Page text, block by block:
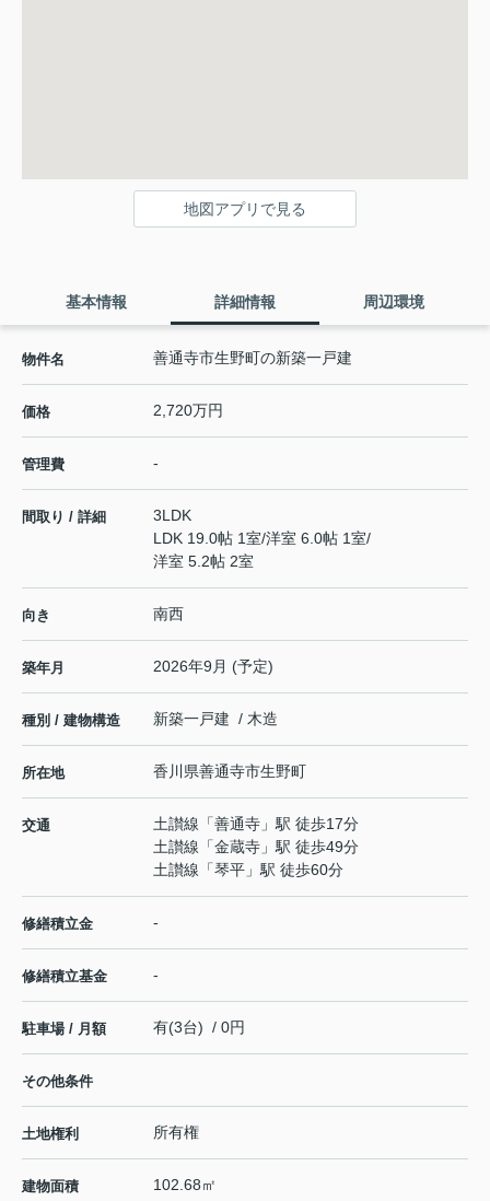
地図アプリで見る
基本情報 詳細情報 周辺環境
物件名 善通寺市生野町の新築一戸建
価格 2,720万円
管理費 -
間取り / 詳細
3LDK
LDK 19.0帖 1室/洋室 6.0帖 1室/
洋室 5.2帖 2室
向き 南西
築年月 2026年9月 (予定)
種別 / 建物構造 新築一戸建 / 木造
所在地 香川県善通寺市生野町
交通 土讃線 「善通寺 」駅 徒歩17分
土讃線 「金蔵寺 」駅 徒歩49分
土讃線 「琴平 」駅 徒歩60分
修繕積立金 -
修繕積立基金 -
駐車場 / 月額 有(3台) / 0円
その他条件
土地権利 所有権
建物面積 102.68㎡